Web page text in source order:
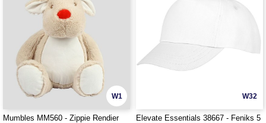
W1
Mumbles MM560 - Zippie Rendier
W32
Elevate Essentials 38667 - Feniks 5